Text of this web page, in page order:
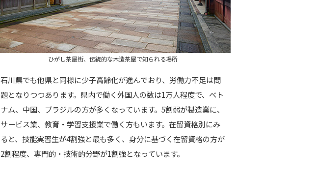
ひがし茶屋街、伝統的な木造茶屋で知られる場所
石川県でも他県と同様に少子高齢化が進んでおり、労働力不足は問
題となりつつあります。県内で働く外国人の数は1万人程度で、ベト
ナム、中国、ブラジルの方が多くなっています。5割弱が製造業に、
サービス業、教育・学習支援業で働く方もいます。在留資格別にみ
ると、技能実習生が4割強と最も多く、身分に基づく在留資格の方が
2割程度、専門的・技術的分野が1割強となっています。